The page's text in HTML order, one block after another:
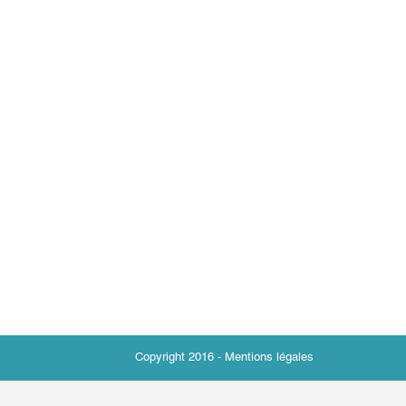
Copyright 2016 - Mentions légales